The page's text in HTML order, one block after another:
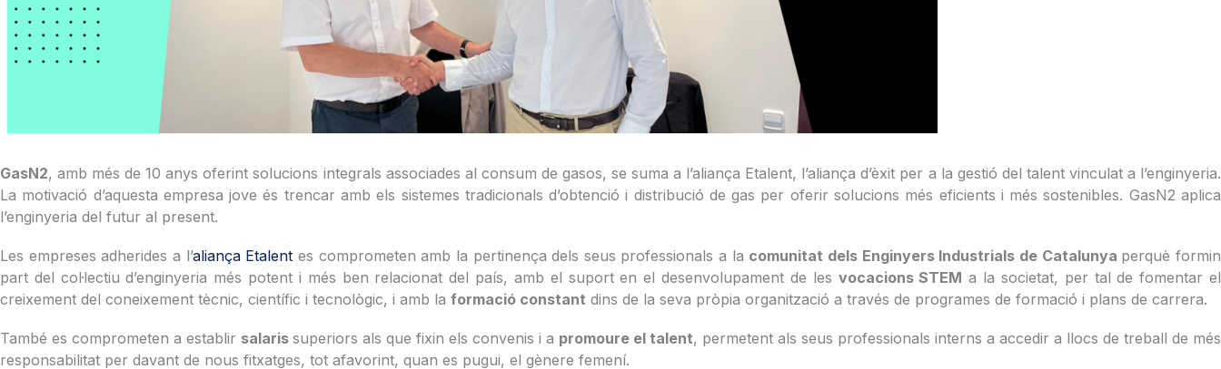
GasN2, amb més de 10 anys oferint solucions integrals associades al consum de gasos, se suma a l’aliança Etalent, l’aliança d’èxit per a la gestió del talent vinculat a l’enginyeria.
La motivació d’aquesta empresa jove és trencar amb els sistemes tradicionals d’obtenció i distribució de gas per oferir solucions més eficients i més sostenibles. GasN2 aplica
l’enginyeria del futur al present.
Les empreses adherides a l’aliança Etalent es comprometen amb la pertinença dels seus professionals a la comunitat dels Enginyers Industrials de Catalunya perquè formin
part del col·lectiu d’enginyeria més potent i més ben relacionat del país, amb el suport en el desenvolupament de les vocacions STEM a la societat, per tal de fomentar el
creixement del coneixement tècnic, científic i tecnològic, i amb la formació constant dins de la seva pròpia organització a través de programes de formació i plans de carrera.
També es comprometen a establir salaris superiors als que fixin els convenis i a promoure el talent, permetent als seus professionals interns a accedir a llocs de treball de més
responsabilitat per davant de nous fitxatges, tot afavorint, quan es pugui, el gènere femení.